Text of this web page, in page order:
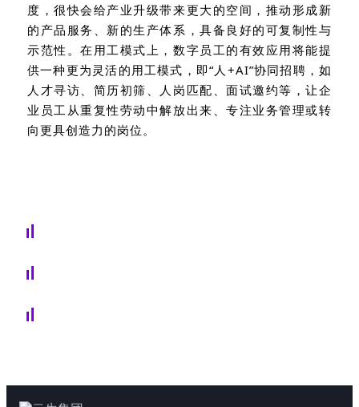
度，很快会给产业升级带来更大的空间，推动形成新
的产品服务、新的生产体系，具备良好的可复制性与
示范性。在用工模式上，数字员工的有效应用将能提
供一种更为灵活的用工模式，即“人 +AI”协同招聘，如
人才寻访、简历初筛、人岗匹配、面试邀约等，让企
业员工从重复性劳动中解放出来、专注业务管理或转
向更具创造力的岗位。